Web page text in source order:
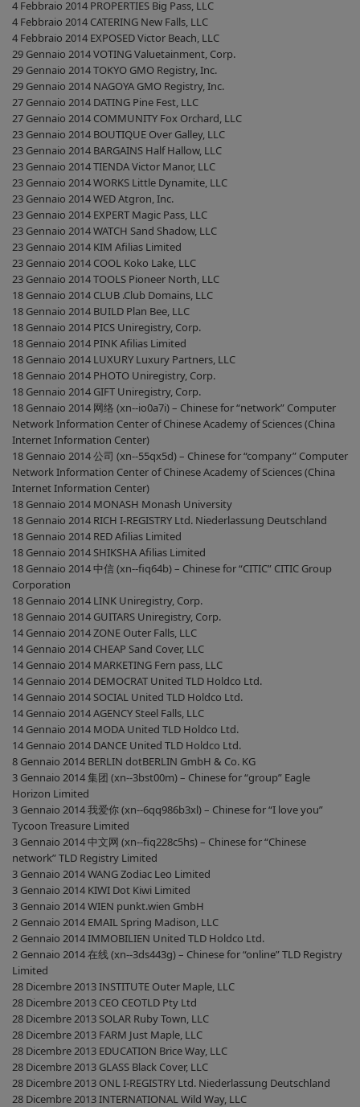
4 Febbraio 2014 PROPERTIES Big Pass, LLC
4 Febbraio 2014 CATERING New Falls, LLC
4 Febbraio 2014 EXPOSED Victor Beach, LLC
29 Gennaio 2014 VOTING Valuetainment, Corp.
29 Gennaio 2014 TOKYO GMO Registry, Inc.
29 Gennaio 2014 NAGOYA GMO Registry, Inc.
27 Gennaio 2014 DATING Pine Fest, LLC
27 Gennaio 2014 COMMUNITY Fox Orchard, LLC
23 Gennaio 2014 BOUTIQUE Over Galley, LLC
23 Gennaio 2014 BARGAINS Half Hallow, LLC
23 Gennaio 2014 TIENDA Victor Manor, LLC
23 Gennaio 2014 WORKS Little Dynamite, LLC
23 Gennaio 2014 WED Atgron, Inc.
23 Gennaio 2014 EXPERT Magic Pass, LLC
23 Gennaio 2014 WATCH Sand Shadow, LLC
23 Gennaio 2014 KIM Afilias Limited
23 Gennaio 2014 COOL Koko Lake, LLC
23 Gennaio 2014 TOOLS Pioneer North, LLC
18 Gennaio 2014 CLUB .Club Domains, LLC
18 Gennaio 2014 BUILD Plan Bee, LLC
18 Gennaio 2014 PICS Uniregistry, Corp.
18 Gennaio 2014 PINK Afilias Limited
18 Gennaio 2014 LUXURY Luxury Partners, LLC
18 Gennaio 2014 PHOTO Uniregistry, Corp.
18 Gennaio 2014 GIFT Uniregistry, Corp.
18 Gennaio 2014 网络 (xn--io0a7i) – Chinese for “network” Computer
Network Information Center of Chinese Academy of Sciences (China
Internet Information Center)
18 Gennaio 2014 公司 (xn--55qx5d) – Chinese for “company” Computer
Network Information Center of Chinese Academy of Sciences (China
Internet Information Center)
18 Gennaio 2014 MONASH Monash University
18 Gennaio 2014 RICH I-REGISTRY Ltd. Niederlassung Deutschland
18 Gennaio 2014 RED Afilias Limited
18 Gennaio 2014 SHIKSHA Afilias Limited
18 Gennaio 2014 中信 (xn--fiq64b) – Chinese for “CITIC” CITIC Group
Corporation
18 Gennaio 2014 LINK Uniregistry, Corp.
18 Gennaio 2014 GUITARS Uniregistry, Corp.
14 Gennaio 2014 ZONE Outer Falls, LLC
14 Gennaio 2014 CHEAP Sand Cover, LLC
14 Gennaio 2014 MARKETING Fern pass, LLC
14 Gennaio 2014 DEMOCRAT United TLD Holdco Ltd.
14 Gennaio 2014 SOCIAL United TLD Holdco Ltd.
14 Gennaio 2014 AGENCY Steel Falls, LLC
14 Gennaio 2014 MODA United TLD Holdco Ltd.
14 Gennaio 2014 DANCE United TLD Holdco Ltd.
8 Gennaio 2014 BERLIN dotBERLIN GmbH & Co. KG
3 Gennaio 2014 集团 (xn--3bst00m) – Chinese for “group” Eagle
Horizon Limited
3 Gennaio 2014 我爱你 (xn--6qq986b3xl) – Chinese for “I love you”
Tycoon Treasure Limited
3 Gennaio 2014 中文网 (xn--fiq228c5hs) – Chinese for “Chinese
network” TLD Registry Limited
3 Gennaio 2014 WANG Zodiac Leo Limited
3 Gennaio 2014 KIWI Dot Kiwi Limited
3 Gennaio 2014 WIEN punkt.wien GmbH
2 Gennaio 2014 EMAIL Spring Madison, LLC
2 Gennaio 2014 IMMOBILIEN United TLD Holdco Ltd.
2 Gennaio 2014 在线 (xn--3ds443g) – Chinese for “online” TLD Registry
Limited
28 Dicembre 2013 INSTITUTE Outer Maple, LLC
28 Dicembre 2013 CEO CEOTLD Pty Ltd
28 Dicembre 2013 SOLAR Ruby Town, LLC
28 Dicembre 2013 FARM Just Maple, LLC
28 Dicembre 2013 EDUCATION Brice Way, LLC
28 Dicembre 2013 GLASS Black Cover, LLC
28 Dicembre 2013 ONL I-REGISTRY Ltd. Niederlassung Deutschland
28 Dicembre 2013 INTERNATIONAL Wild Way, LLC